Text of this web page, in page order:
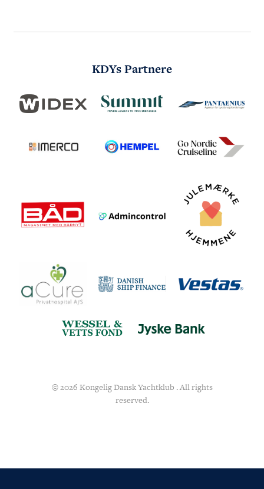
KDYs Partnere
© 2026 Kongelig Dansk Yachtklub . All rights
reserved.